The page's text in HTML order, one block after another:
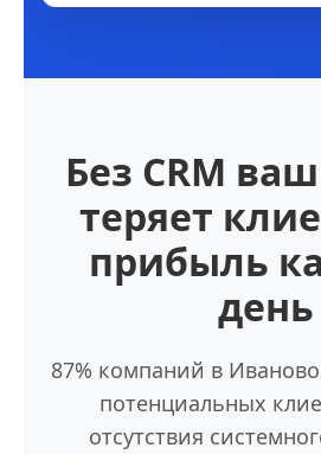
Без CRM
теряет
прибыль
день
87% компаний в
потенциальных
отсутствия